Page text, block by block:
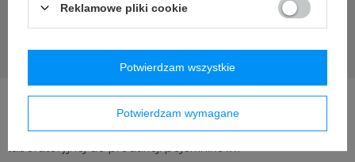
odpornego na uderzenia, nie przenoszącego zapachów
ani smaków (polikarbon jest używany w branży
laboratoryjnej do produkcji pojemników).
Reklamowe pliki cookie
Potwierdzam wymagane
Potwierdzam wszystkie